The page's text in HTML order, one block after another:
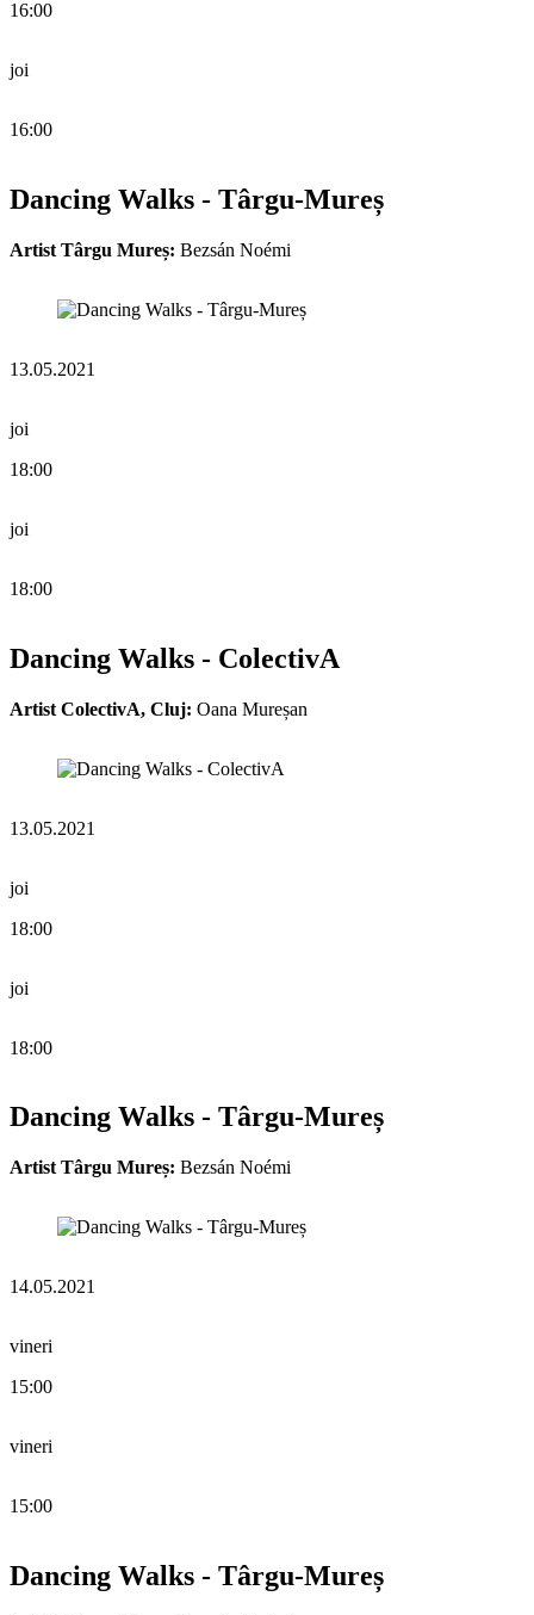
16:00
joi
16:00
Dancing Walks - Târgu-Mureș
Artist Târgu Mureș: Bezsán Noémi
13.05.2021
joi
18:00
joi
18:00
Dancing Walks - ColectivA
Artist ColectivA, Cluj: Oana Mureșan
13.05.2021
joi
18:00
joi
18:00
Dancing Walks - Târgu-Mureș
Artist Târgu Mureș: Bezsán Noémi
14.05.2021
vineri
15:00
vineri
15:00
Dancing Walks - Târgu-Mureș